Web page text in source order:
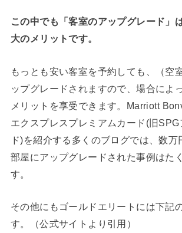
この中でも「客室のアップグレード」
大のメリットです。
もっとも安い客室を予約しても、（空
ップグレードされますので、場合によ
メリットを享受できます。Marriott
エクスプレスプレミアムカード(旧
ド)を紹介する多くのブログでは、数万
部屋にアップグレードされた事例はた
す。
その他にもゴールドエリートには下記
す。（公式サイトより引用）